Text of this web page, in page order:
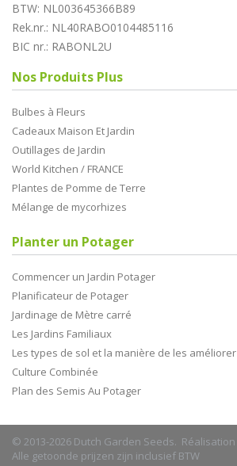
BTW: NL003645366B89
Rek.nr.: NL40RABO0104485116
BIC nr.: RABONL2U
Nos Produits Plus
Bulbes à Fleurs
Cadeaux Maison Et Jardin
Outillages de Jardin
World Kitchen / FRANCE
Plantes de Pomme de Terre
Mélange de mycorhizes
Planter un Potager
Commencer un Jardin Potager
Planificateur de Potager
Jardinage de Mètre carré
Les Jardins Familiaux
Les types de sol et la manière de les améliorer
Culture Combinée
Plan des Semis Au Potager
© 2013-2026 Dutch Garden Seeds. Réalisation
Alle getoonde prijzen zijn inclusief BTW